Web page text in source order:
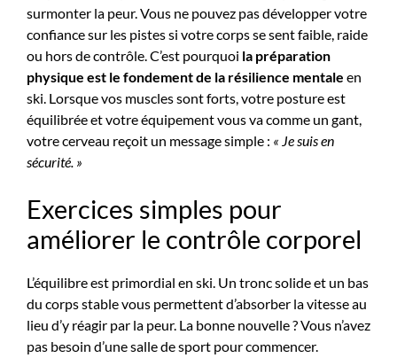
surmonter la peur. Vous ne pouvez pas développer votre
confiance sur les pistes si votre corps se sent faible, raide
ou hors de contrôle. C’est pourquoi la préparation
physique est le fondement de la résilience mentale en
ski. Lorsque vos muscles sont forts, votre posture est
équilibrée et votre équipement vous va comme un gant,
votre cerveau reçoit un message simple : « Je suis en
sécurité. »
Exercices simples pour
améliorer le contrôle corporel
L’équilibre est primordial en ski. Un tronc solide et un bas
du corps stable vous permettent d’absorber la vitesse au
lieu d’y réagir par la peur. La bonne nouvelle ? Vous n’avez
pas besoin d’une salle de sport pour commencer.